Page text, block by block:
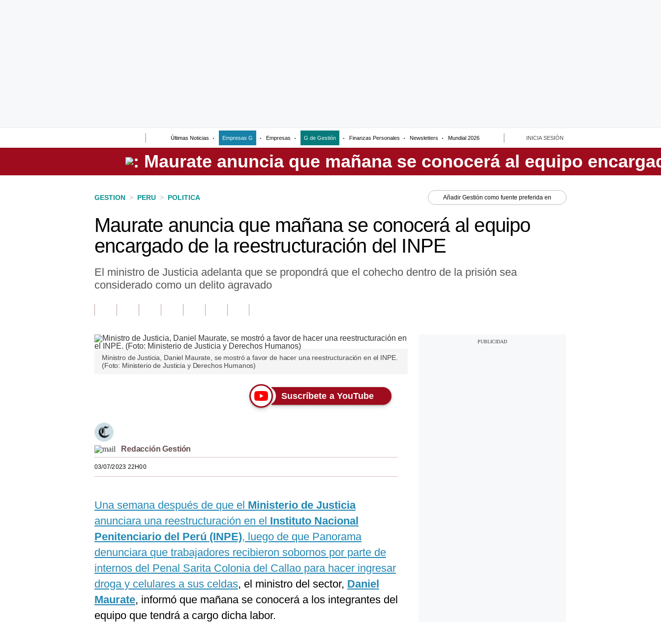
Últimas Noticias Empresas G Empresas G de Gestión Finanzas Personales Newsletters Mundial 2026 INICIA SESIÓN
Perú
GESTION > PERU > POLITICA Añadir Gestión como fuente preferida en
Maurate anuncia que mañana se conocerá al equipo
encargado de la reestructuración del INPE
El ministro de Justicia adelanta que se propondrá que el cohecho dentro de la prisión sea
considerado como un delito agravado
Ministro de Justicia, Daniel Maurate, se mostró a favor de hacer una reestructuración en el INPE.
(Foto: Ministerio de Justicia y Derechos Humanos)
Suscríbete a YouTube
Redacción Gestión
03/07/2023 22H00
Una semana después de que el Ministerio de Justicia
anunciara una reestructuración en el Instituto Nacional
Penitenciario del Perú (INPE), luego de que Panorama
denunciara que trabajadores recibieron sobornos por parte de
internos del Penal Sarita Colonia del Callao para hacer ingresar
droga y celulares a sus celdas, el ministro del sector, Daniel
Maurate, informó que mañana se conocerá a los integrantes del
equipo que tendrá a cargo dicha labor.